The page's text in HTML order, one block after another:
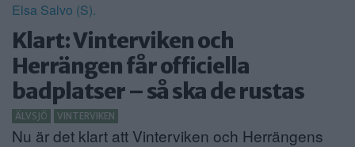
SAMARBETEN
ANNONSERA
NÄRINGSLIV
MER
Klart: Vinterviken och
Herrängen får officiella
badplatser – så ska de rustas
ÄLVSJÖ VINTERVIKEN
Nu är det klart att Vinterviken och Herrängens